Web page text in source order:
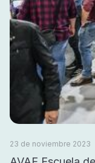
23 de noviembre 2023